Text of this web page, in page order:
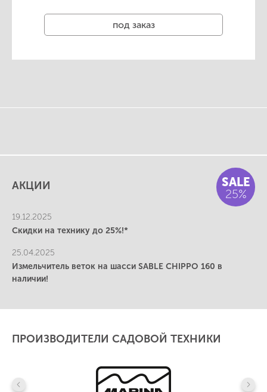
под заказ
АКЦИИ
SALE
25%
19.12.2025
Скидки на технику до 25%!*
25.04.2025
Измельчитель веток на шасси SABLE CHIPPO 160 в
наличии!
ПРОИЗВОДИТЕЛИ САДОВОЙ ТЕХНИКИ